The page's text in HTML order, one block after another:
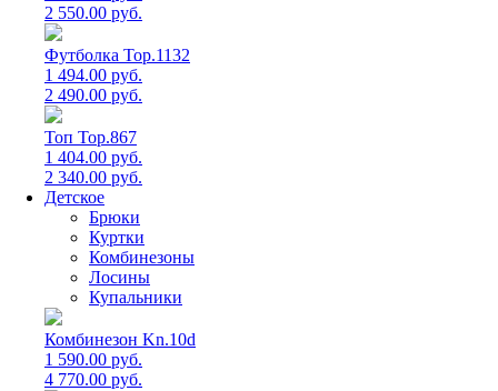
2 550.00 руб.
Футболка Top.1132
1 494.00 руб.
2 490.00 руб.
Топ Top.867
1 404.00 руб.
2 340.00 руб.
Детское
Брюки
Куртки
Комбинезоны
Лосины
Купальники
Комбинезон Kn.10d
1 590.00 руб.
4 770.00 руб.